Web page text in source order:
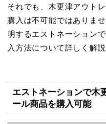
それでも、木更津アウト
購入は不可能ではありま
明するエストネーション
入方法について詳しく解
エストネーションで木
ール商品を購入可能